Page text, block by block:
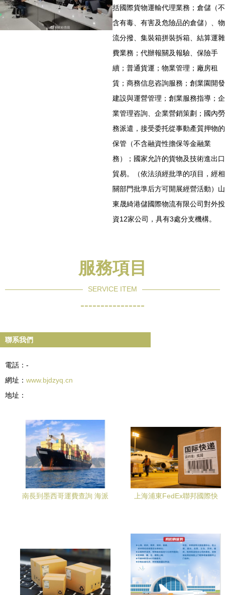
括國際貨物運輸代理業務；倉儲（不
含有毒、有害及危險品的倉儲）、物
流分撥、集裝箱拼裝拆箱、結算運雜
費業務；代辦報關及報驗、保險手
續；普通貨運；物業管理；廠房租
賃；商務信息咨詢服務；創業園開發
建設與運營管理；創業服務指導；企
業管理咨詢、企業營銷策劃；國內勞
務派遣，接受委托從事動產質押物的
保管（不含融資性擔保等金融業
務）；國家允許的貨物及技術進出口
貿易。（依法須經批準的項目，經相
關部門批準后方可開展經營活動）山
東晟綺港儲國際物流有限公司對外投
資12家公司，具有3處分支機構。
服務項目
SERVICE ITEM
----------------
聯系我們
電話：-
網址： www.bjdzyq.cn
地址：
南長到墨西哥運費查詢 海派
上海浦東FedEx聯邦國際快